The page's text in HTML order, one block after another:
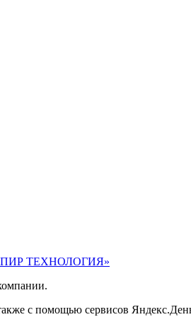
ТЕХНОЛОГИЯ»
с помощью сервисов